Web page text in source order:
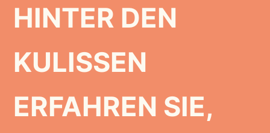
HINTER DEN
KULISSEN
ERFAHREN SIE,